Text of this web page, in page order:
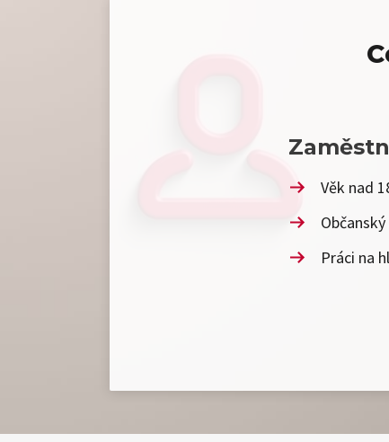
Věk nad
Práci na